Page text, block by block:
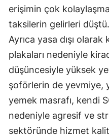
erişimin çok
taksilerin gelirleri düştü.
Ayrıca yasa dışı
plakaları nedeniyle
düşüncesiyle yüksek
şoförlerin de yevmiye,
yemek masrafı, kendi
nedeniyle agresif ve
sektöründe hizmet